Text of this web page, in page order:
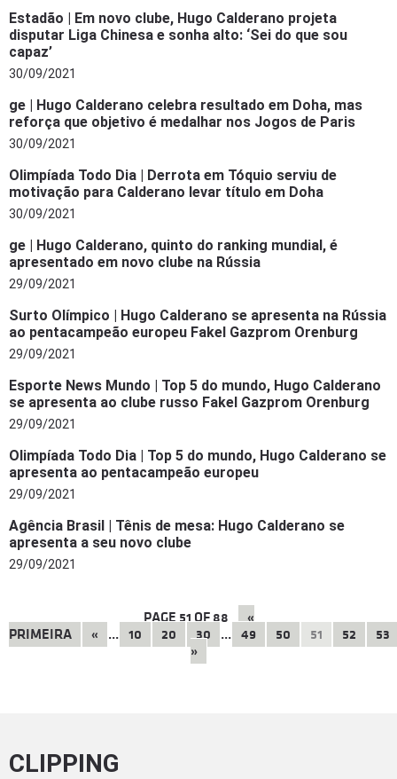
Estadão | Em novo clube, Hugo Calderano projeta
disputar Liga Chinesa e sonha alto: ‘Sei do que sou
capaz’
30/09/2021
ge | Hugo Calderano celebra resultado em Doha, mas
reforça que objetivo é medalhar nos Jogos de Paris
30/09/2021
Olimpíada Todo Dia | Derrota em Tóquio serviu de
motivação para Calderano levar título em Doha
30/09/2021
ge | Hugo Calderano, quinto do ranking mundial, é
apresentado em novo clube na Rússia
29/09/2021
Surto Olímpico | Hugo Calderano se apresenta na Rússia
ao pentacampeão europeu Fakel Gazprom Orenburg
29/09/2021
Esporte News Mundo | Top 5 do mundo, Hugo Calderano
se apresenta ao clube russo Fakel Gazprom Orenburg
29/09/2021
Olimpíada Todo Dia | Top 5 do mundo, Hugo Calderano se
apresenta ao pentacampeão europeu
29/09/2021
Agência Brasil | Tênis de mesa: Hugo Calderano se
apresenta a seu novo clube
29/09/2021
PAGE 51 OF88
«
PRIMEIRA
« ... 10 20 30 ... 49 50 51 52
53
»
CLIPPING